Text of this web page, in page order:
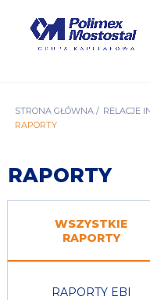
ŚCIEŻKA
STRONA GŁÓWNA RELACJE
RAPORTY
RAPORTY
WSZYSTKIE
RAPORTY
RAPORTY EBI